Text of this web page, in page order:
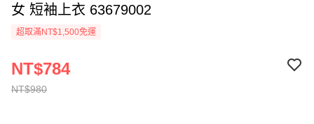
女 短袖上衣 63679002
超取滿NT$1,500免運
NT$980
NT$784